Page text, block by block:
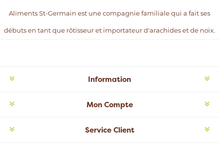
Aliments St-Germain est une compagnie familiale qui a fait ses
débuts en tant que rôtisseur et importateur d'arachides et de noix.
Information
Mon Compte
Service Client